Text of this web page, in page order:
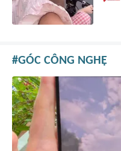
GÓC CÔNG NGHỆ